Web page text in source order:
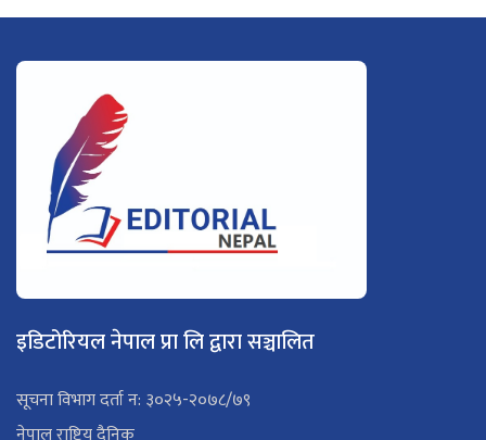
इडिटोरियल नेपाल प्रा लि द्वारा सञ्चालित
सूचना विभाग दर्ता न: ३०२५-२०७८/७९